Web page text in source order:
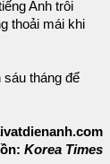
Anh trôi
thoải mái khi
tháng để
Korea Times